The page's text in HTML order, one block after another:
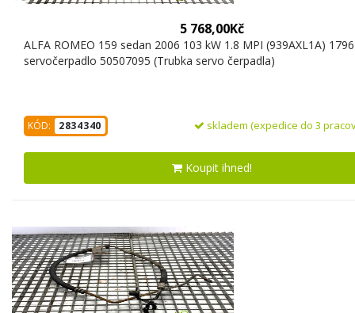
5 768,00Kč
ALFA ROMEO 159 sedan 2006 103 kW 1.8 MPI (939AXL1A)
servočerpadlo 50507095 (Trubka servo čerpadla)
KÓD: 2834340 skladem (expedice do 3
Koupit ihned!